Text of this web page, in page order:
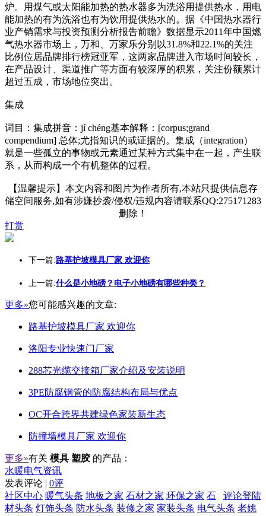
炉。用煤气或太阳能加热的热水器多为洗浴用提供热水，用电
能加热的有为洗浴也有为饮用提供热水的。据《中国热水器行
业产销需求与投资预测分析报告前瞻》数据显示2011年中国燃
气热水器市场上，万和、万家乐分别以31.8%和22.1%的关注
比例位居品牌排行榜冠亚军，这两家品牌进入市场时间较长，
在产品设计、渠道推广等方面有较深厚的积累，关注份额累计
超过五成，市场地位突出。
集成
词目：集成拼音：jí chéng基本解释：[corpus;grand
compendium] 总体;尤指知识的或证据的。集成（integration）
就是一些孤立的事物或元素通过某种方式集中在一起，产生联
系，从而构成一个有机整体的过程。
【温馨提示】本文内容和图片为作者所有,本站只提供信息存
储空间服务,如有涉嫌抄袭/侵权/违规内容请联系QQ:275171283
删除！
打赏
下一篇:路基护坡模具厂家 欢迎你
上一篇:什么是小地磅？电子小地磅有哪些种类？
更多»您可能感兴趣的文章:
路基护坡模具厂家 欢迎你
洛阳专业快速门厂家
288芯光缆交接箱厂家介绍及安装说明
3PE防腐钢管的防腐结构布局与优点
OC开合跨界共建绿色家装新生态
防撞墙模具厂家 欢迎你
更多»有关 模具 塑胶 的产品：
水暖电气资讯
发表评论 | 0评
评论登陆
社区中心 暖气头条 地板之家 石材之家 环保之家 石
材头条 灯饰头条 防水头条 装修之家 家装头条 电气头条 老姚